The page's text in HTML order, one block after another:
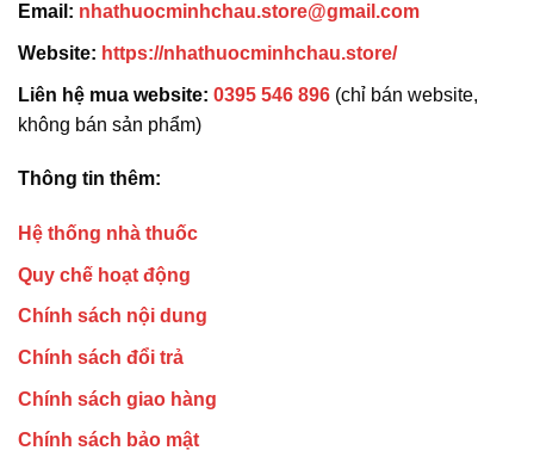
Email: nhathuocminhchau.store@gmail.com
Website: https://nhathuocminhchau.store/
Liên hệ mua website: 0395 546 896 (chỉ bán website,
không bán sản phẩm)
Thông tin thêm:
Hệ thống nhà thuốc
Quy chế hoạt động
Chính sách nội dung
Chính sách đổi trả
Chính sách giao hàng
Chính sách bảo mật